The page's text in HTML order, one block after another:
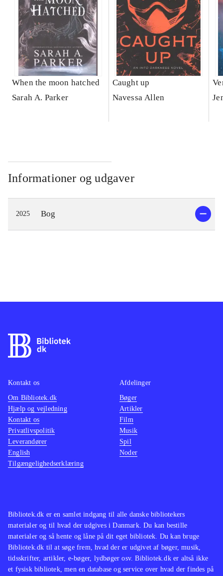
When the moon hatched
Sarah A. Parker
Caught up
Navessa Allen
Informationer og udgaver
2025 Bog
Bibliotek.dk er en samlet indgang til alle danske bibliotekers
materialer og til hvad der udgives i Danmark. Du kan bestille
materialer og så hente og låne på dit eget bibliotek. Du kan bruge
Bibliotek.dk til at søge frem, hvad der er udgivet af bøger, musik,
tidsskrifter, artikler, e-bøger, lydbøger osv. Bibliotek.dk er altså ikke
et fysisk bibliotek, men en database og service over hvad der findes på
Kontakt os
Om Bibliotek.dk
Hjælp og vejledning
Kontakt os
Privatlivspolitik
Leverandører
English
Tilgængelighedserklæring
Afdelinger
Bøger
Artikler
Film
Musik
Spil
Noder